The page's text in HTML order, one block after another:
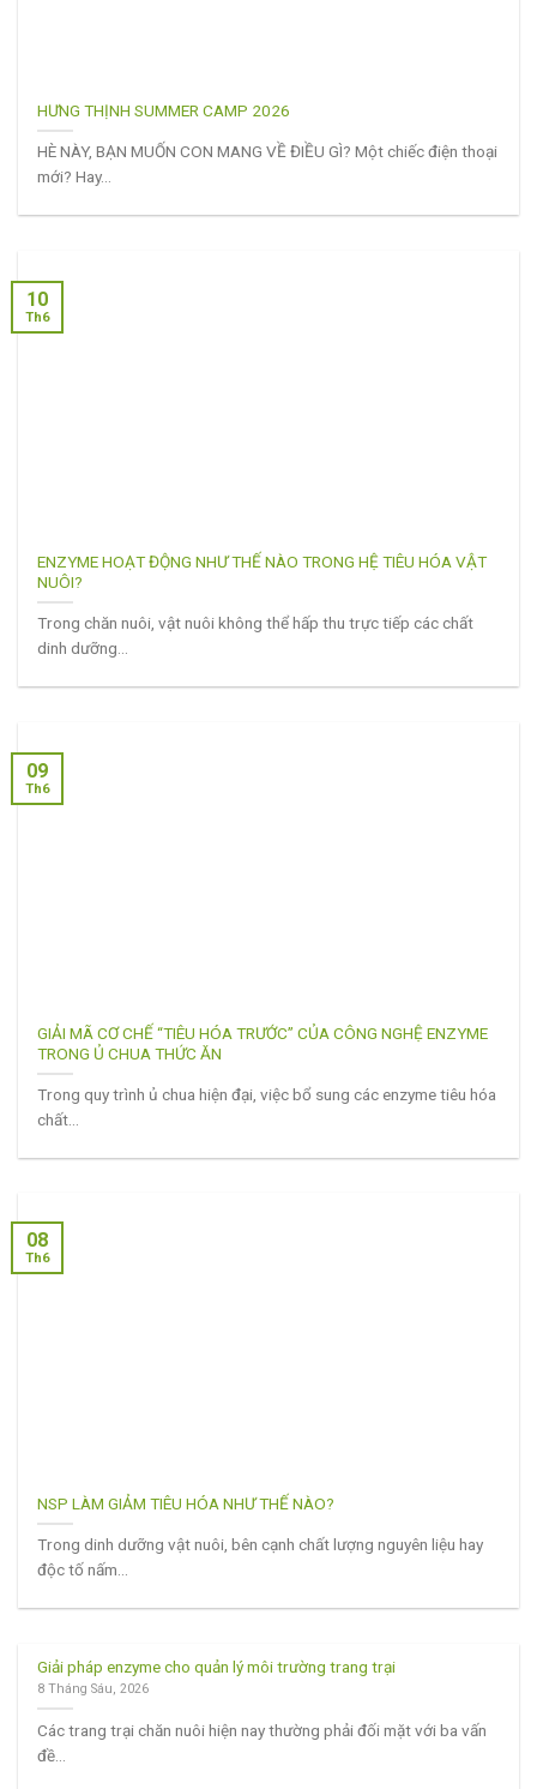
HƯNG THỊNH SUMMER CAMP 2026
HÈ NÀY, BẠN MUỐN CON MANG VỀ ĐIỀU GÌ? Một chiếc điện thoại
mới? Hay...
ENZYME HOẠT ĐỘNG NHƯ THẾ NÀO TRONG HỆ TIÊU HÓA VẬT
NUÔI?
Trong chăn nuôi, vật nuôi không thể hấp thu trực tiếp các chất
dinh dưỡng...
10
Th6
GIẢI MÃ CƠ CHẾ “TIÊU HÓA TRƯỚC” CỦA CÔNG NGHỆ ENZYME
TRONG Ủ CHUA THỨC ĂN
Trong quy trình ủ chua hiện đại, việc bổ sung các enzyme tiêu hóa
chất...
09
Th6
NSP LÀM GIẢM TIÊU HÓA NHƯ THẾ NÀO?
Trong dinh dưỡng vật nuôi, bên cạnh chất lượng nguyên liệu hay
độc tố nấm...
08
Th6
Giải pháp enzyme cho quản lý môi trường trang trại
8 Tháng Sáu, 2026
Các trang trại chăn nuôi hiện nay thường phải đối mặt với ba vấn
đề...